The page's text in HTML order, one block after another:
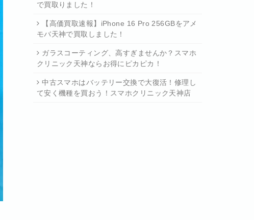
で買取りました！
【高価買取速報】iPhone 16 Pro 256GBをアメ
モバ天神で買取しました！
ガラスコーティング、高すぎませんか？スマホ
クリニック天神ならお得にピカピカ！
中古スマホはバッテリー交換で大復活！修理し
て安く機種を買おう！スマホクリニック天神店